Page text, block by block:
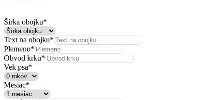
Šírka obojku*
Text na obojku*
Plemeno*
Obvod krku*
Vek psa*
Mesiac*